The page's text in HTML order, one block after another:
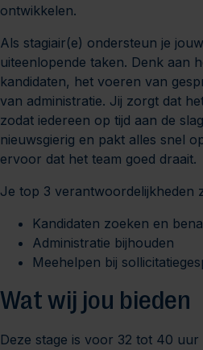
ontwikkelen.
Als stagiair(e) ondersteun je
uiteenlopende taken. Denk aan
kandidaten, het voeren van
van administratie. Jij zorgt dat
zodat iedereen op tijd aan de
nieuwsgierig en pakt alles snel
ervoor dat het team goed draait.
Je top 3 verantwoordelijkheden
Kandidaten zoeken en
Administratie bijhouden
Meehelpen bij
Wat wij jou bieden
Deze stage is voor 32 tot 40